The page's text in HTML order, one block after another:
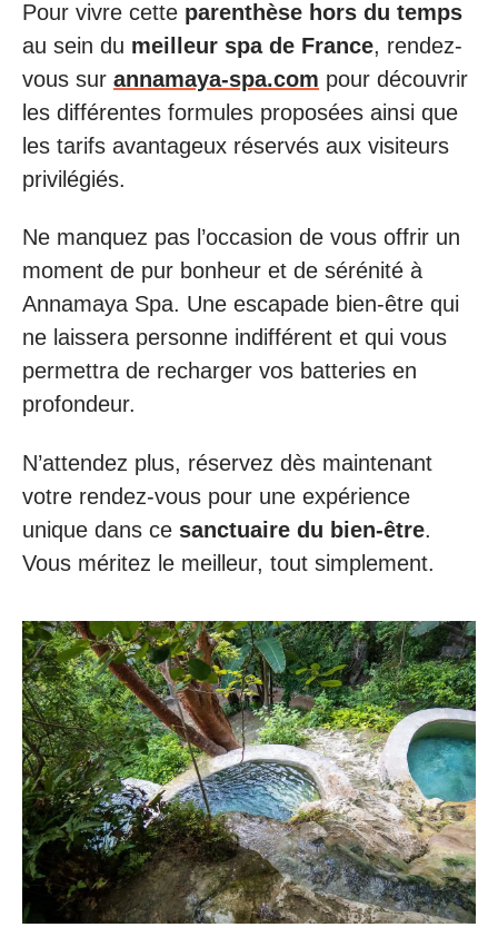
Pour vivre cette parenthèse hors du temps
au sein du meilleur spa de France, rendez-
vous sur annamaya-spa.com pour découvrir
les différentes formules proposées ainsi que
les tarifs avantageux réservés aux visiteurs
privilégiés.
Ne manquez pas l’occasion de vous offrir un
moment de pur bonheur et de sérénité à
Annamaya Spa. Une escapade bien-être qui
ne laissera personne indifférent et qui vous
permettra de recharger vos batteries en
profondeur.
N’attendez plus, réservez dès maintenant
votre rendez-vous pour une expérience
unique dans ce sanctuaire du bien-être.
Vous méritez le meilleur, tout simplement.